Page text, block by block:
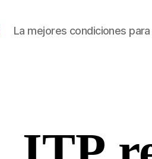
La mejores condiciones